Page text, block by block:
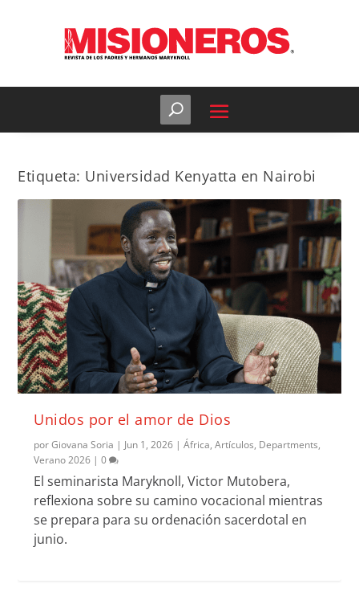
Etiqueta: Universidad Kenyatta en Nairobi
Unidos por el amor de Dios
porGiovana Soria | Jun 1, 2026 |África,Artículos, Departments,
Verano 2026 |0
El seminarista Maryknoll, Victor Mutobera,
reflexiona sobre su camino vocacional mientras
se prepara para su ordenación sacerdotal en
junio.